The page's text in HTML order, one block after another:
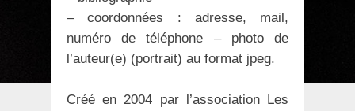
– coordonnées : adresse, mail,
numéro de téléphone – photo de
l’auteur(e) (portrait) au format jpeg.
Créé en 2004 par l’association Les